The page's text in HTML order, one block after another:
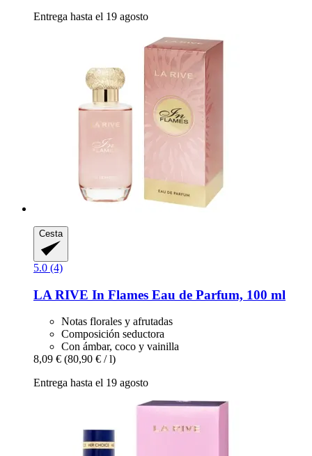
Entrega hasta el 19 agosto
Cesta
5.0 (4)
LA RIVE In Flames Eau de Parfum, 100 ml
Notas florales y afrutadas
Composición seductora
Con ámbar, coco y vainilla
8,09 € (80,90 € / l)
Entrega hasta el 19 agosto